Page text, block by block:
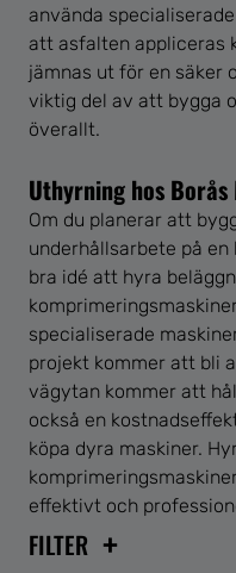
använda
att asfalten appliceras
jämnas ut för en säker
viktig del av att bygga
överallt.
Uthyrning hos
Om du planerar att
underhållsarbete på
bra idé att hyra
specialiserade
projekt kommer att bli
vägytan kommer att
också en
köpa dyra maskiner.
effektivt och
FILTER +